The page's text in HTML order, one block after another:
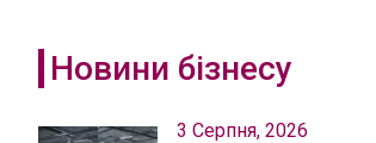
Новини бізнесу
3 Серпня, 2026